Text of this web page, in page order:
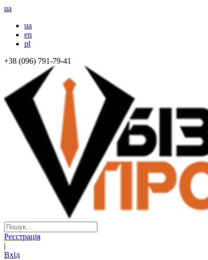
ua
ua
en
pl
+38 (096) 791-79-41
Реєстрація
|
Вхід